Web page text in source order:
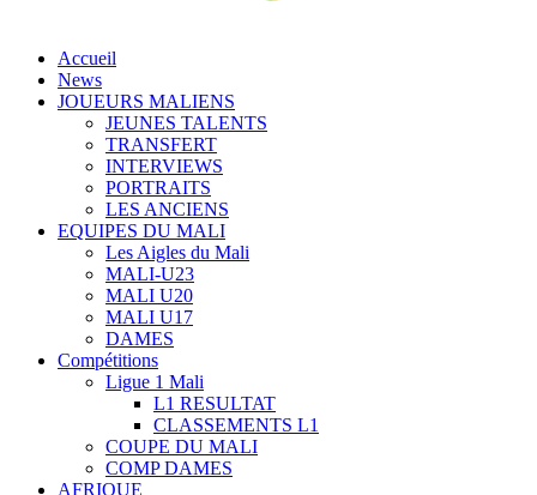
Accueil
News
JOUEURS MALIENS
JEUNES TALENTS
TRANSFERT
INTERVIEWS
PORTRAITS
LES ANCIENS
EQUIPES DU MALI
Les Aigles du Mali
MALI-U23
MALI U20
MALI U17
DAMES
Compétitions
Ligue 1 Mali
L1 RESULTAT
CLASSEMENTS L1
COUPE DU MALI
COMP DAMES
AFRIQUE